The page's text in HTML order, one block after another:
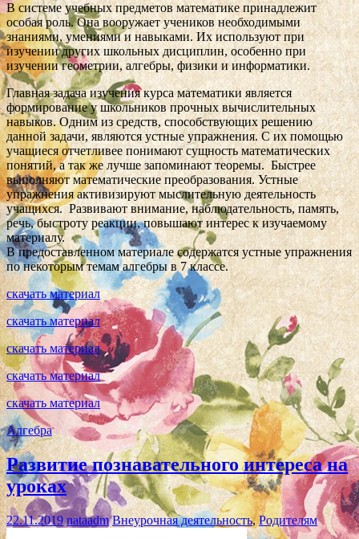
В системе учебных предметов математике принадлежит
особая роль. Она вооружает учеников необходимыми
знаниями, умениями и навыками. Их используют при
изучении других школьных дисциплин, особенно при
изучении геометрии, алгебры, физики и информатики.
Главная задача изучения курса математики является
формирование у школьников прочных вычислительных
навыков. Одним из средств, способствующих решению
данной задачи, являются устные упражнения. С их помощью
учащиеся отчетливее понимают сущность математических
понятий, а так же лучше запоминают теоремы. Быстрее
выполняют математические преобразования. Устные
упражнения активизируют мыслительную деятельность
учащихся. Развивают внимание, наблюдательность, память,
речь, быстроту реакции, повышают интерес к изучаемому
материалу.
В предоставленном материале содержатся устные упражнения
по некоторым темам алгебры в 7 классе.
скачать материал
скачать материал
скачать материал
скачать материал
скачать материал
Алгебра
Развитие познавательного интереса на
уроках
22.11.2019 nataadm Внеурочная деятельность,Родителям